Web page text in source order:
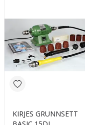
KIRJES GRUNNSETT